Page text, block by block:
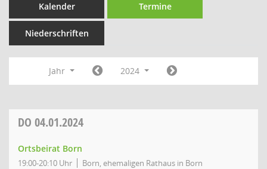
Kalender Termine
Niederschriften
Jahr 2024
DO 04.01.2024
Ortsbeirat Born
19:00-20:10 Uhr Born, ehemaligen Rathaus in Born